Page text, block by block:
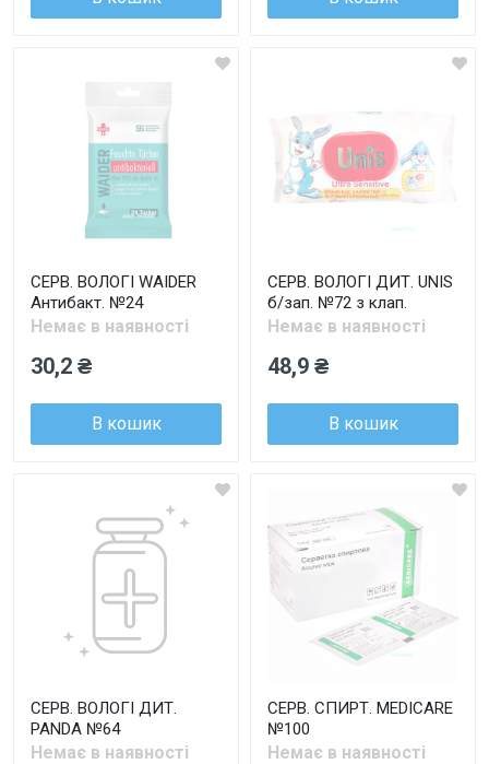
СЕРВ. ВОЛОГІ WAIDER
Антибакт. №24
Немає в наявності
30,2 ₴
В кошик
СЕРВ. ВОЛОГІ ДИТ. UNIS
б/зап. №72 з клап.
Немає в наявності
48,9 ₴
В кошик
СЕРВ. ВОЛОГІ ДИТ.
PANDA №64
Немає в наявності
СЕРВ. СПИРТ. MEDICARE
№100
Немає в наявності